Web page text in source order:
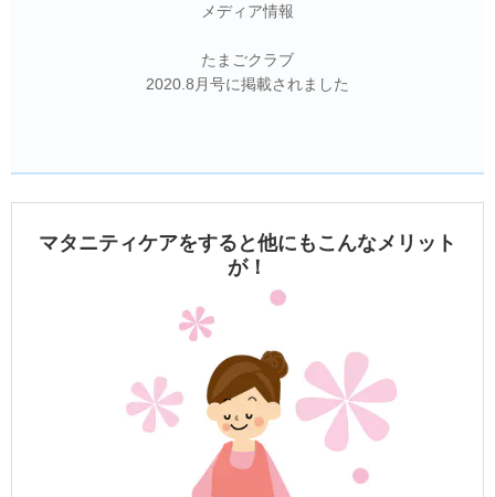
メディア情報
たまごクラブ
2020.8月号に掲載されました
マタニティケアをすると他にもこんなメリット
が！